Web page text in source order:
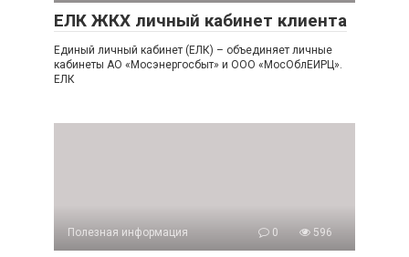
ЕЛК ЖКХ личный кабинет клиента
Единый личный кабинет (ЕЛК) – объединяет личные
кабинеты АО «Мосэнергосбыт» и ООО «МосОблЕИРЦ».
ЕЛК
Полезная информация 0 596